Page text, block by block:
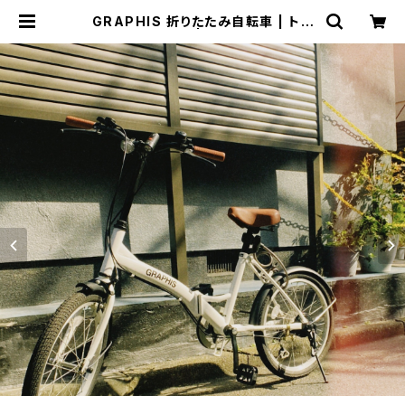
GRAPHIS 折りたたみ自転車 | トリ
サイクルショップ・古着